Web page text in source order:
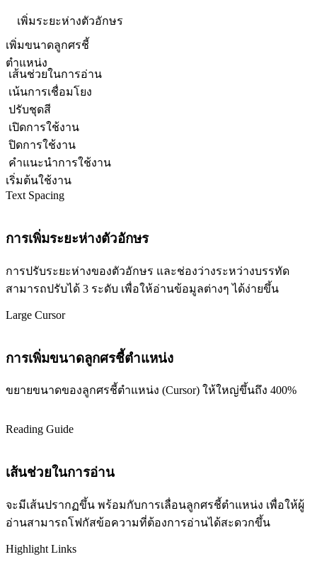
เพิ่มระยะห่างตัวอักษร
เพิ่มขนาดลูกศรชี้
ตำแหน่ง
เส้นช่วยในการอ่าน
เน้นการเชื่อมโยง
ปรับชุดสี
เปิดการใช้งาน
ปิดการใช้งาน
คำแนะนำการใช้งาน
เริ่มต้นใช้งาน
Text Spacing
การเพิ่มระยะห่างตัวอักษร
การปรับระยะห่างของตัวอักษร และช่องว่างระหว่างบรรทัด
สามารถปรับได้ 3 ระดับ เพื่อให้อ่านข้อมูลต่างๆ ได้ง่ายขึ้น
Large Cursor
การเพิ่มขนาดลูกศรชี้ตำแหน่ง
ขยายขนาดของลูกศรชี้ตำแหน่ง (Cursor) ให้ใหญ่ขึ้นถึง 400%
Reading Guide
เส้นช่วยในการอ่าน
จะมีเส้นปรากฏขึ้น พร้อมกับการเลื่อนลูกศรชี้ตำแหน่ง เพื่อให้ผู้
อ่านสามารถโฟกัสข้อความที่ต้องการอ่านได้สะดวกขึ้น
Highlight Links